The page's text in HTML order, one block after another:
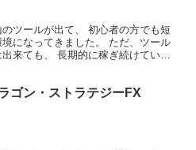
ツールが出て、 初心者の方でも短
になってきました。 ただ、ツール
来ても、 長期的に稼ぎ続けていく
ラゴン・ストラテジーFX